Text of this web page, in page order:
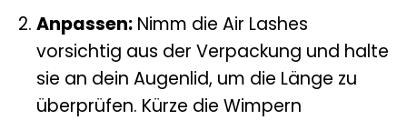
Anpassen:Nimm die Air Lashes
vorsichtig aus der Verpackung und halte
sie an dein Augenlid, um die Länge zu
überprüfen. Kürze die Wimpern